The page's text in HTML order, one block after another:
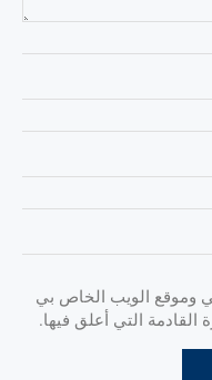
وموقع الويب الخاص بي
التي أعلق فيها.